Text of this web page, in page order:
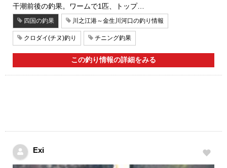
干潮前後の釣果。ワームで1匹、トップ…
四国の釣果 川之江港～金生川河口の釣り情報
クロダイ(チヌ)釣り チニング釣果
この釣り情報の詳細をみる
Exi